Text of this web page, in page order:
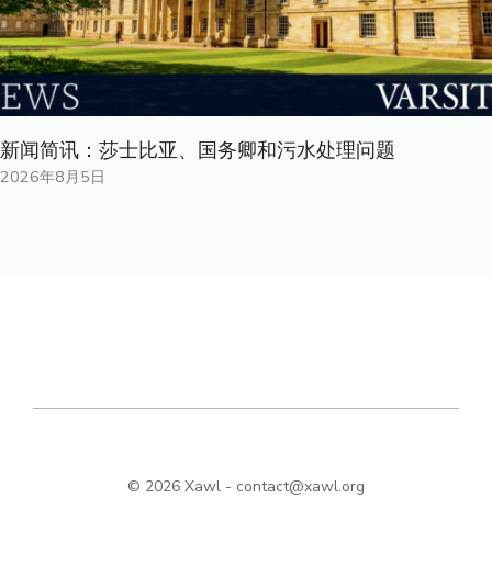
新闻简讯：莎士比亚、国务卿和污水处理问题
2026年8月5日
© 2026 Xawl - contact@xawl.org